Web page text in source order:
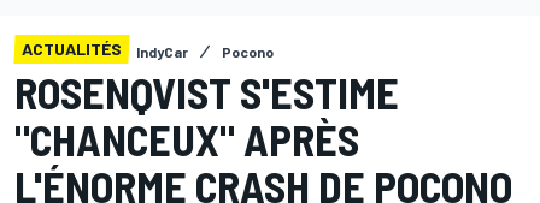
ACTUALITÉS IndyCar Pocono
ROSENQVIST S'ESTIME
"CHANCEUX" APRÈS
L'ÉNORME CRASH DE POCONO